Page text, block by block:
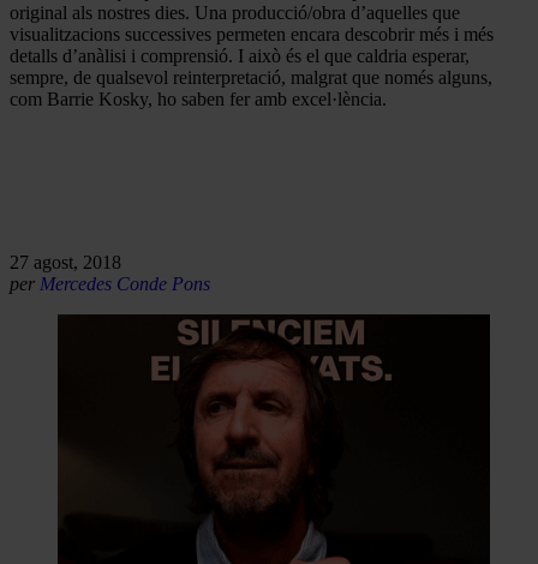
original als nostres dies. Una producció/obra d’aquelles que
visualitzacions successives permeten encara descobrir més i més
detalls d’anàlisi i comprensió. I això és el que caldria esperar,
sempre, de qualsevol reinterpretació, malgrat que només alguns,
com Barrie Kosky, ho saben fer amb excel·lència.
27 agost, 2018
per Mercedes Conde Pons